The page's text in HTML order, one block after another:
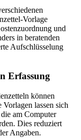
Vorlage
und
in beratenden
Aufschlüsselung
Erfassung
können
lassen sich
am Computer
Dies reduziert
Angaben.